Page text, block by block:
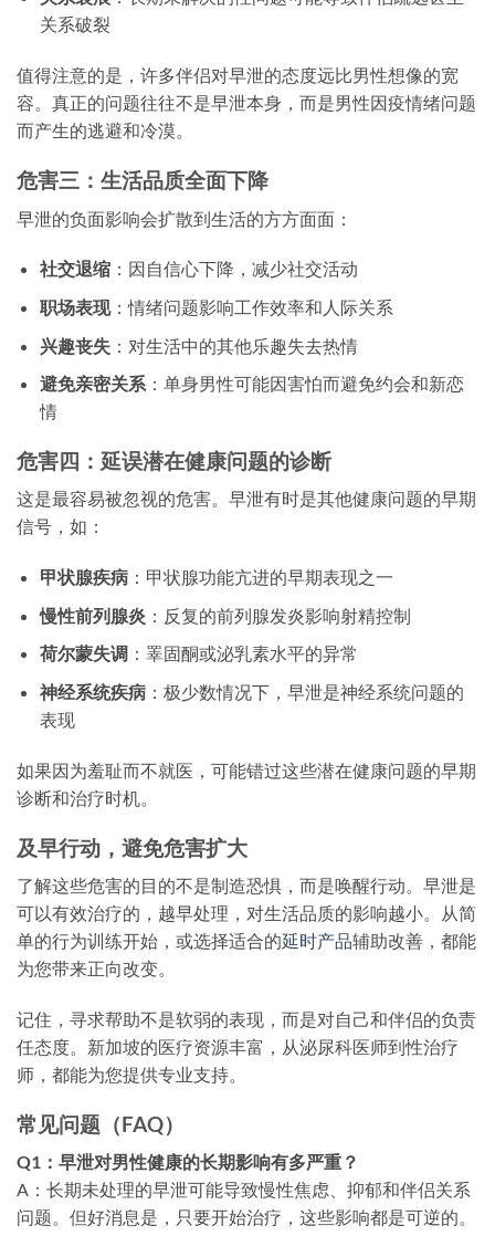
关系破裂
值得注意的是，许多伴侣对早泄的态度远比男性想像的宽
容。真正的问题往往不是早泄本身，而是男性因疫情绪问题
而产生的逃避和冷漠。
危害三：生活品质全面下降
早泄的负面影响会扩散到生活的方方面面：
社交退缩：因自信心下降，减少社交活动
职场表现：情绪问题影响工作效率和人际关系
兴趣丧失：对生活中的其他乐趣失去热情
避免亲密关系：单身男性可能因害怕而避免约会和新恋
情
危害四：延误潜在健康问题的诊断
这是最容易被忽视的危害。早泄有时是其他健康问题的早期
信号，如：
甲状腺疾病：甲状腺功能亢进的早期表现之一
慢性前列腺炎：反复的前列腺发炎影响射精控制
荷尔蒙失调 ：睪固酮或泌乳素水平的异常
神经系统疾病：极少数情况下，早泄是神经系统问题的
表现
如果因为羞耻而不就医，可能错过这些潜在健康问题的早期
诊断和治疗时机。
及早行动，避免危害扩大
了解这些危害的目的不是制造恐惧，而是唤醒行动。早泄是
可以有效治疗的，越早处理，对生活品质的影响越小。从简
单的行为训练开始，或选择适合的延时产品辅助改善，都能
为您带来正向改变。
记住，寻求帮助不是软弱的表现，而是对自己和伴侣的负责
任态度。新加坡的医疗资源丰富，从泌尿科医师到性治疗
师，都能为您提供专业支持。
常见问题（FAQ）
Q1：早泄对男性健康的长期影响有多严重？
A：长期未处理的早泄可能导致慢性焦虑、抑郁和伴侣关系
问题。但好消息是，只要开始治疗，这些影响都是可逆的。